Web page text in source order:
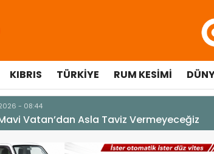
KIBRIS TÜRKIYE RUM KESIMI
2026 - 18:49
Erhürman sergi açılışında